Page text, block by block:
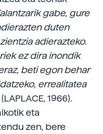
gabe, gure
duten
adierazteko.
ez dira inondik
beti egon behar
errealitatea
(LAPLACE, 1966).
eta
zen, bere